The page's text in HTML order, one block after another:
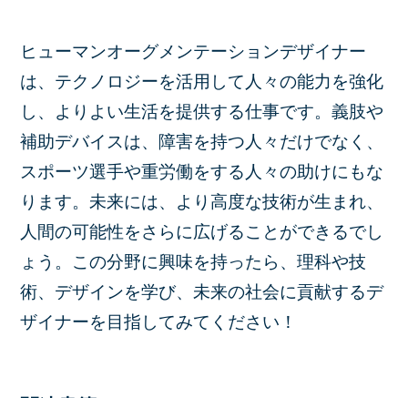
ヒューマンオーグメンテーションデザイナー
は、テクノロジーを活用して人々の能力を強化
し、よりよい生活を提供する仕事です。義肢や
補助デバイスは、障害を持つ人々だけでなく、
スポーツ選手や重労働をする人々の助けにもな
ります。未来には、より高度な技術が生まれ、
人間の可能性をさらに広げることができるでし
ょう。この分野に興味を持ったら、理科や技
術、デザインを学び、未来の社会に貢献するデ
ザイナーを目指してみてください！